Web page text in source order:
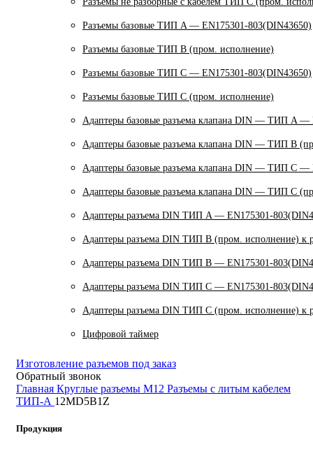
Разъемы базовые ТИП A — EN175301-803(DIN43650)
Разъемы базовые ТИП В (пром. исполнение)
Разъемы базовые ТИП C — EN175301-803(DIN43650)
Разъемы базовые ТИП C (пром. исполнение)
Адаптеры базовые разъема клапана DIN — ТИП A —
Адаптеры базовые разъема клапана DIN — ТИП B
Адаптеры базовые разъема клапана DIN — ТИП C —
Адаптеры базовые разъема клапана DIN — ТИП C
Адаптеры разъема DIN ТИП A — EN175301-
Адаптеры разъема DIN ТИП B (пром. исполнение) к
Адаптеры разъема DIN ТИП B — EN175301-
Адаптеры разъема DIN ТИП C — EN175301-
Адаптеры разъема DIN ТИП C (пром. исполнение) к
Цифровой таймер
Изготовление разъемов под заказ
Обратный звонок
Главная Круглые разъемы M12 Разъемы с литым кабелем
ТИП-А 12MD5B1Z
Продукция